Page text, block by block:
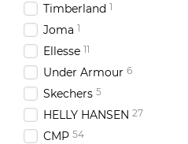
Timberland 1
Joma 1
Ellesse 11
Under Armour 6
Skechers 5
HELLY HANSEN 27
CMP 54